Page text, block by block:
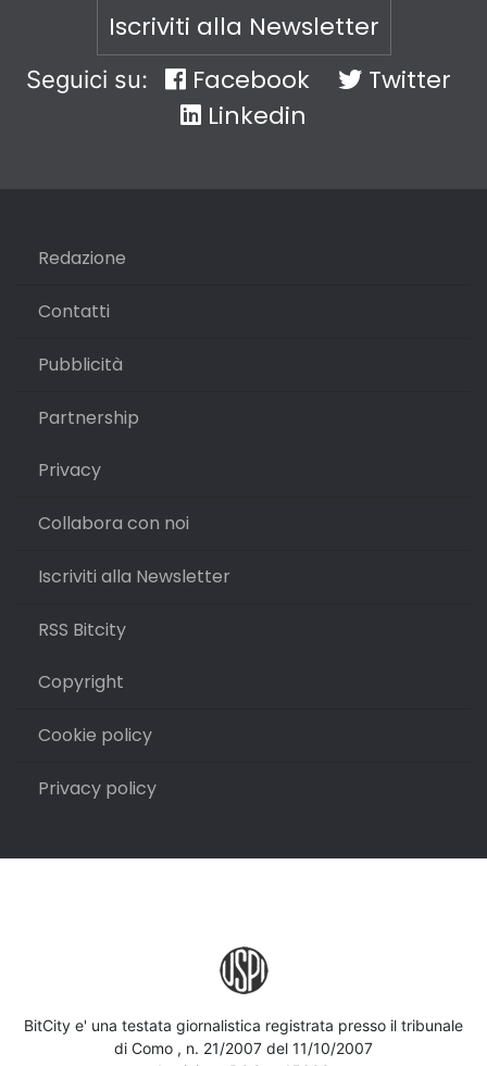
Iscriviti alla Newsletter
Seguici su: Facebook
Twitter
Linkedin
Redazione
Contatti
Pubblicità
Partnership
Privacy
Collabora con noi
Iscriviti alla Newsletter
RSS Bitcity
Copyright
Cookie policy
Privacy policy
BitCity e' una testata giornalistica registrata presso il tribunale
di Como , n. 21/2007 del 11/10/2007